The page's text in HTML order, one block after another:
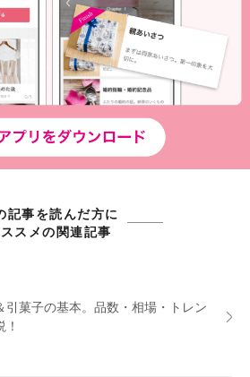
記事を読んだ方に
スメの関連記事
引菓子の基本。品数・相場・トレン
！